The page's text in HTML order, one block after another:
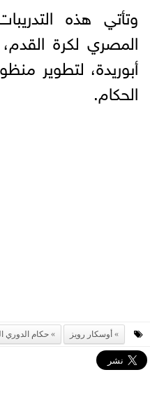
وتأتي هذه
المصري لكرة
أبوريدة، لتطوير
الحكام.
أوسكار رويز حكام الدوري